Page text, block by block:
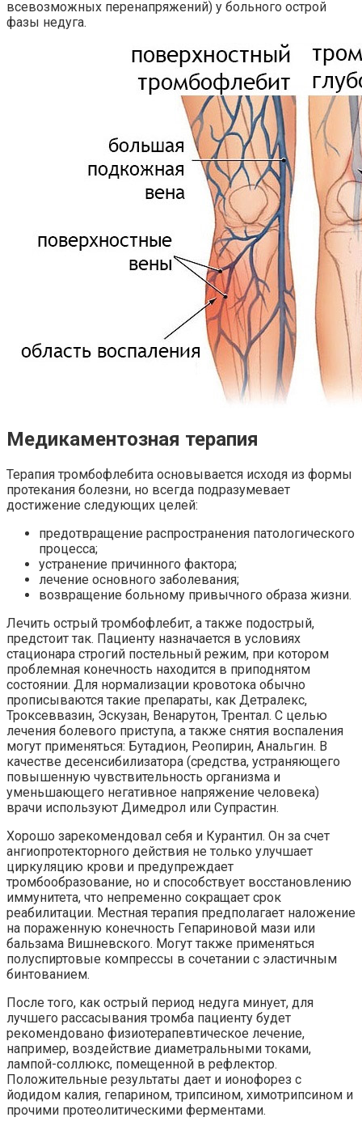
всевозможных перенапряжений) у больного острой
фазы недуга.
Медикаментозная терапия
Терапия тромбофлебита основывается исходя из формы
протекания болезни, но всегда подразумевает
достижение следующих целей:
предотвращение распространения патологического
процесса;
устранение причинного фактора;
лечение основного заболевания;
возвращение больному привычного образа жизни.
Лечить острый тромбофлебит, а также подострый,
предстоит так. Пациенту назначается в условиях
стационара строгий постельный режим, при котором
проблемная конечность находится в приподнятом
состоянии. Для нормализации кровотока обычно
прописываются такие препараты, как Детралекс,
Троксеввазин, Эскузан, Венарутон, Трентал. С целью
лечения болевого приступа, а также снятия воспаления
могут применяться: Бутадион, Реопирин, Анальгин. В
качестве десенсибилизатора (средства, устраняющего
повышенную чувствительность организма и
уменьшающего негативное напряжение человека)
врачи используют Димедрол или Супрастин.
Хорошо зарекомендовал себя и Курантил. Он за счет
ангиопротекторного действия не только улучшает
циркуляцию крови и предупреждает
тромбообразование, но и способствует восстановлению
иммунитета, что непременно сокращает срок
реабилитации. Местная терапия предполагает наложение
на пораженную конечность Гепариновой мази или
бальзама Вишневского. Могут также применяться
полуспиртовые компрессы в сочетании с эластичным
бинтованием.
После того, как острый период недуга минует, для
лучшего рассасывания тромба пациенту будет
рекомендовано физиотерапевтическое лечение,
например, воздействие диаметральными токами,
лампой-соллюкс, помещенной в рефлектор.
Положительные результаты дает и ионофорез с
йодидом калия, гепарином, трипсином, химотрипсином и
прочими протеолитическими ферментами.